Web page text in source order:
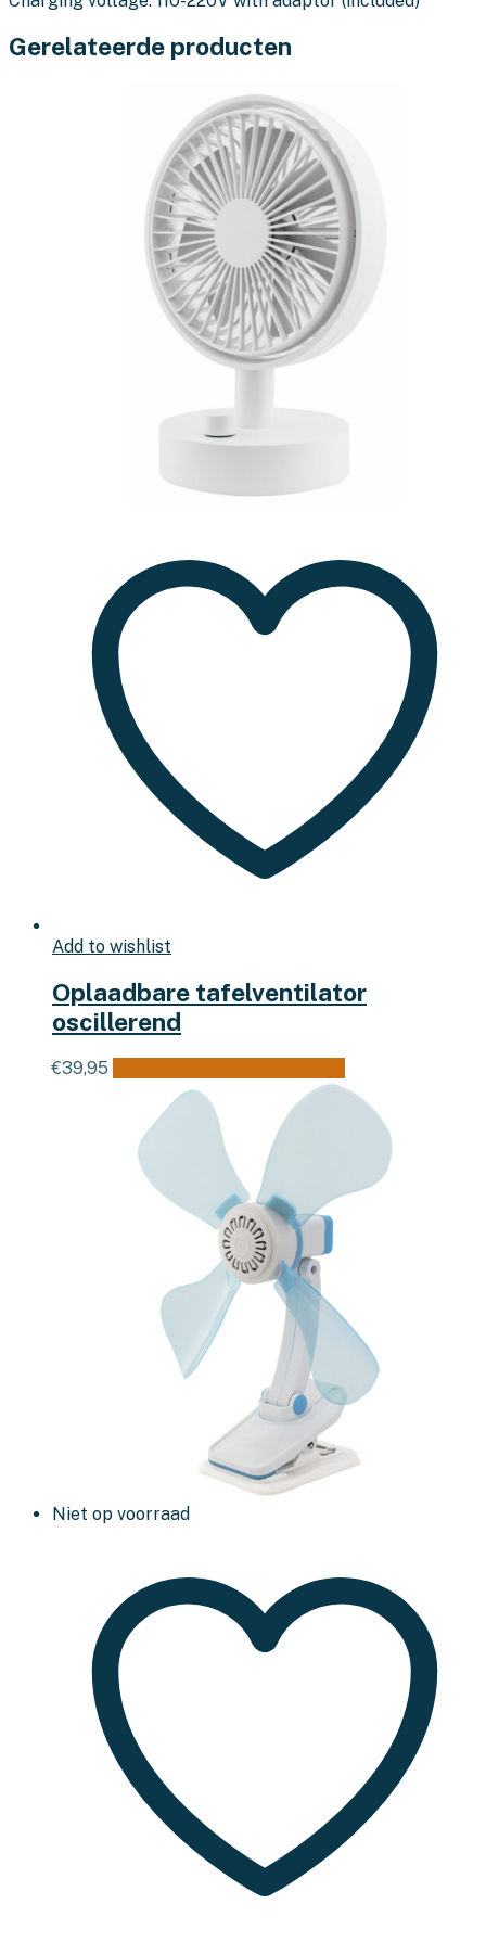
Gerelateerde producten
Add to wishlist
Oplaadbare tafelventilator
oscillerend
€39,95
Niet op voorraad